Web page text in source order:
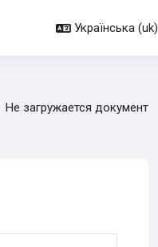
Українська ‎(uk)‎
Не загружается документ